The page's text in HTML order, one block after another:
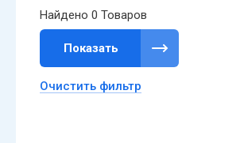
Найдено 0 Товаров
Показать
Очистить фильтр